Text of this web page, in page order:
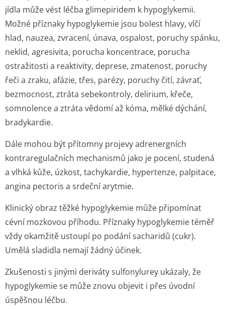
jídla může vést léčba glimepiridem k hypoglykemii.
Možné příznaky hypoglykemie jsou bolest hlavy, vlčí
hlad, nauzea, zvracení, únava, ospalost, poruchy spánku,
neklid, agresivita, porucha koncentrace, porucha
ostražitosti a reaktivity, deprese, zmatenost, poruchy
řeči a zraku, afázie, třes, parézy, poruchy čití, závrať,
bezmocnost, ztráta sebekontroly, delirium, křeče,
somnolence a ztráta vědomí až kóma, mělké dýchání,
bradykardie.
Dále mohou být přítomny projevy adrenergních
kontraregulačních mechanismů jako je pocení, studená
a vlhká kůže, úzkost, tachykardie, hypertenze, palpitace,
angina pectoris a srdeční arytmie.
Klinický obraz těžké hypoglykemie může připomínat
cévní mozkovou příhodu. Příznaky hypoglykemie téměř
vždy okamžitě ustoupí po podání sacharidů (cukr).
Umělá sladidla nemají žádný účinek.
Zkušenosti s jinými deriváty sulfonylurey ukázaly, že
hypoglykemie se může znovu objevit i přes úvodní
úspěšnou léčbu.